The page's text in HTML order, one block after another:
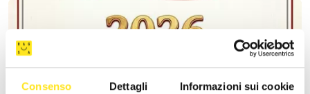
Consenso Dettagli Informazioni sui cookie